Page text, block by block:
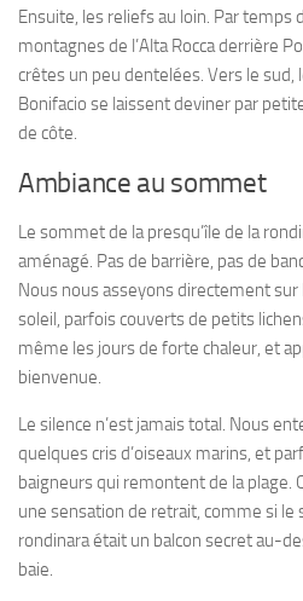
Ensuite, les reliefs au loin. Par temps
montagnes de l’Alta Rocca derrière
crêtes un peu dentelées. Vers le sud,
Bonifacio se laissent deviner par
de côte.
Ambiance au sommet
Le sommet de la presqu’île de la
aménagé. Pas de barrière, pas de
Nous nous asseyons directement
soleil, parfois couverts de petits
même les jours de forte chaleur, et
bienvenue.
Le silence n’est jamais total. Nous
quelques cris d’oiseaux marins, et
baigneurs qui remontent de la plage.
une sensation de retrait, comme si le
rondinara était un balcon secret au-
baie.